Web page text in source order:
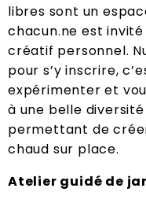
libres sont un
chacun.ne est
créatif personnel.
pour s’y inscrire,
expérimenter et
à une belle
permettant de
chaud sur place.
Atelier guidé de